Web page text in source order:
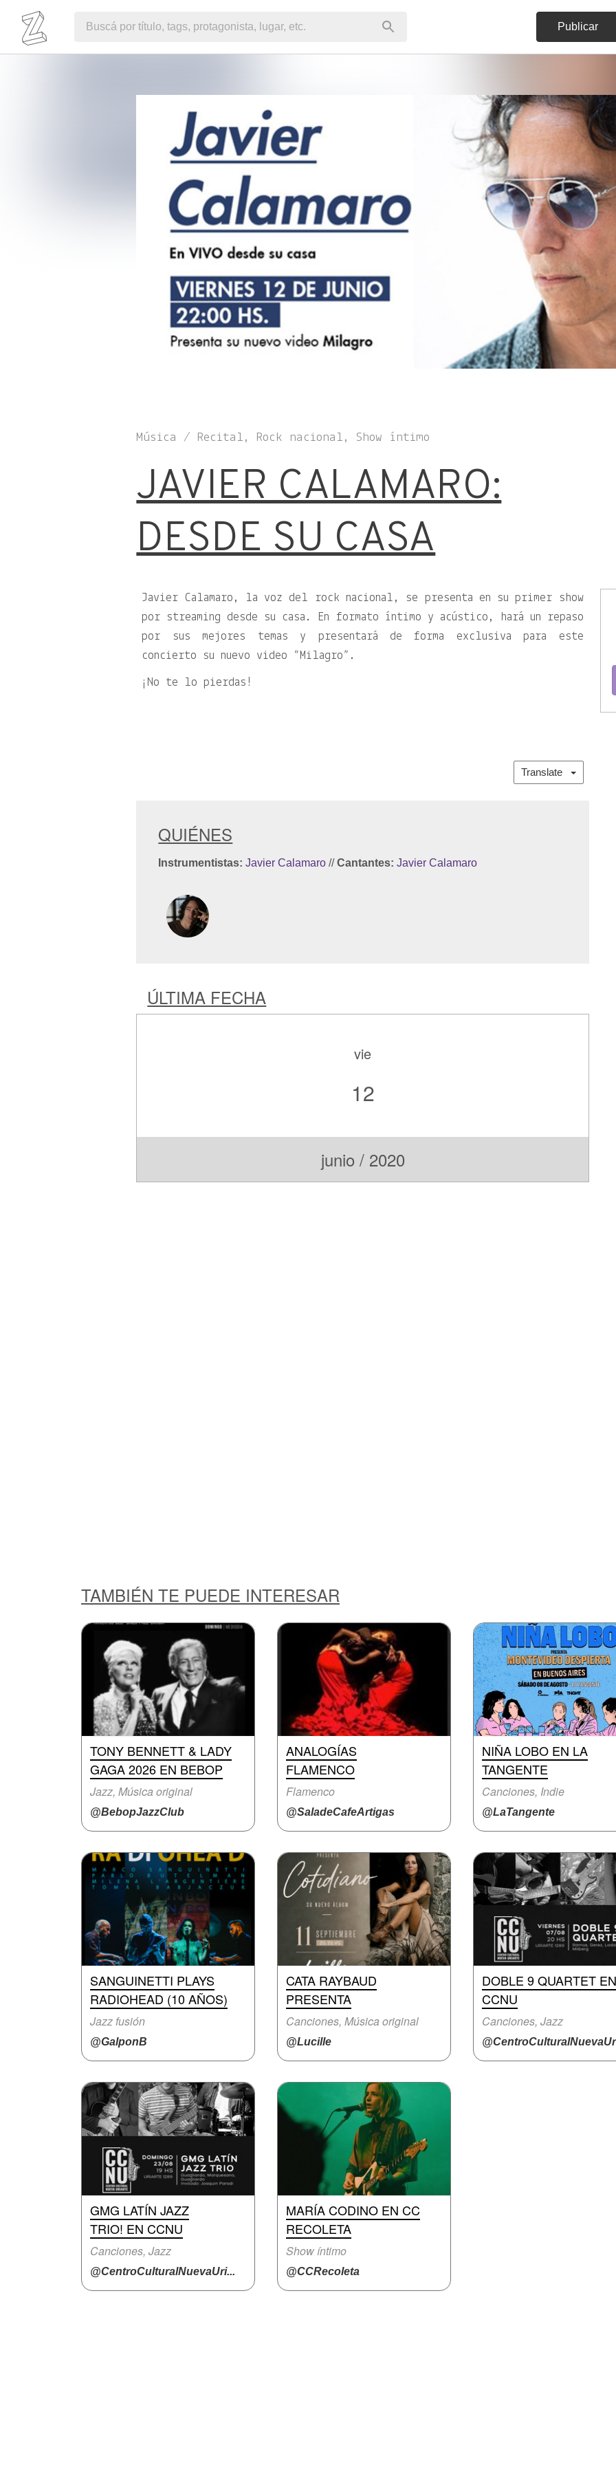
Publicar
Música / Recital, Rock nacional, Show íntimo
JAVIER CALAMARO:
DESDE SU CASA
Javier Calamaro, la voz del rock nacional, se presenta en su primer show
por streaming desde su casa. En formato íntimo y acústico, hará un repaso
por sus mejores temas y presentará de forma exclusiva para este
concierto su nuevo video “Milagro”.
¡No te lo pierdas!
Translate
QUIÉNES
Instrumentistas: Javier Calamaro // Cantantes: Javier Calamaro
ÚLTIMA FECHA
vie
12
junio / 2020
TAMBIÉN TE PUEDE INTERESAR
TONY BENNETT & LADY
GAGA 2026 EN BEBOP
Jazz, Música original
@BebopJazzClub
ANALOGÍAS
FLAMENCO
Flamenco
@SaladeCafeArtigas
NIÑA LOBO EN LA
TANGENTE
Canciones, Indie
@LaTangente
SANGUINETTI PLAYS
RADIOHEAD (10 AÑOS)
Jazz fusión
@GalponB
CATA RAYBAUD
PRESENTA
Canciones, Música original
@Lucille
DOBLE 9 QUARTET EN
CCNU
Canciones, Jazz
GMG LATÍN JAZZ
TRIO! EN CCNU
Canciones, Jazz
@CentroCulturalNuevaUri...
MARÍA CODINO EN CC
RECOLETA
Show íntimo
@CCRecoleta